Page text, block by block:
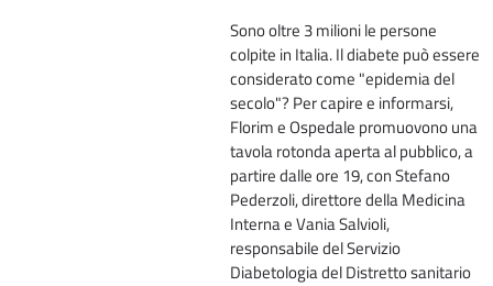
Sono oltre 3 milioni le persone
colpite in Italia. Il diabete può essere
considerato come "epidemia del
secolo"? Per capire e informarsi,
Florim e Ospedale promuovono una
tavola rotonda aperta al pubblico, a
partire dalle ore 19, con Stefano
Pederzoli, direttore della Medicina
Interna e Vania Salvioli,
responsabile del Servizio
Diabetologia del Distretto sanitario